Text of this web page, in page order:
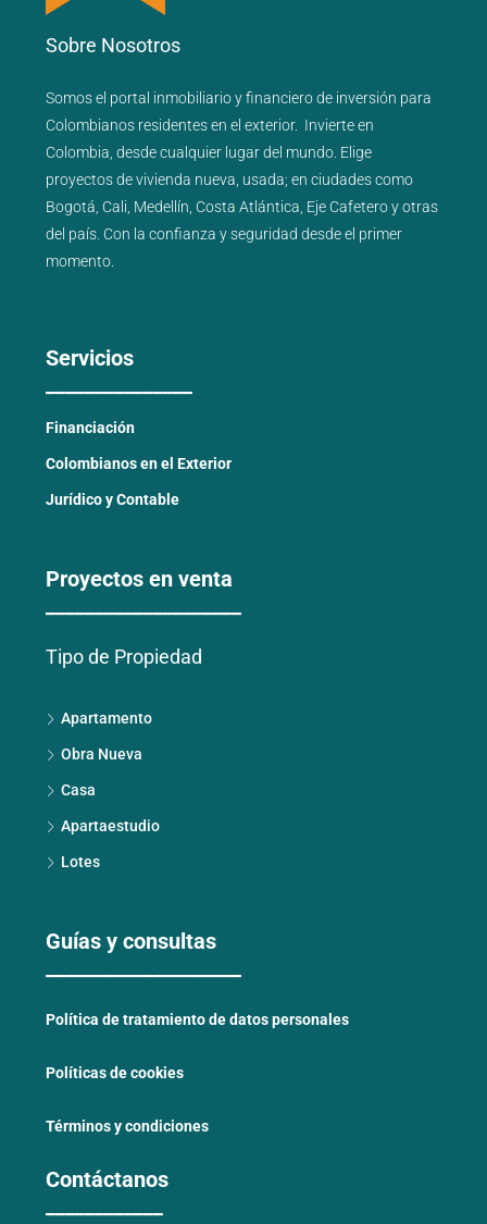
Sobre Nosotros
Somos el portal inmobiliarioyfinancierode inversión para
Colombianos residentes en el exterior. Invierte en
Colombia, desde cualquier lugar del mundo. Elige
proyectos devivienda nueva usada; en ciudades como
Bogotá Cali Medellín Costa Atlántica Eje Cafeteroyotras
del país . Con la confianza y seguridad desde el primer
momento.
Servicios
Financiación
Colombianos en el Exterior
Jurídico y Contable
Proyectos en venta
Tipo de Propiedad
Apartamento
Obra Nueva
Casa
Apartaestudio
Lotes
Guías y consultas
Política de tratamiento de datos personales
Políticas de cookies
Términos y condiciones
Contáctanos